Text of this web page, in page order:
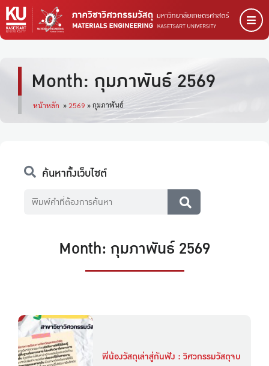
Month: กุมภาพันธ์ 2569
หน้าหลัก » 2569 »กุมภาพันธ์
Month: กุมภาพันธ์ 2569
ค้นหาทั้งเว็บไซต์
พี่น้องวัสดุเล่าสู่กันฟัง : วิศวกรรมวัสดุจบ